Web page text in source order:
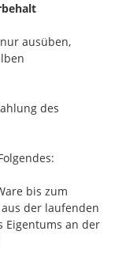
ausüben,
des
bis zum
der laufenden
Eigentums an der